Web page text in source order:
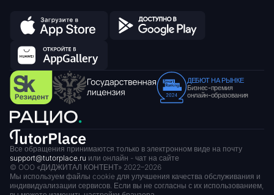
ДЕБЮТ НА РЫНКЕ
Бизнес-премия
онлайн-образования
Все обращения принимаются только в электронном виде на почту
support@tutorplace.ru или онлайн - чат на сайте
© OOO «ДИДЖИТАЛ КОНТЕНТ» 2022–2026
Мы используем файлы cookie для улучшения качества обслуживания и
индивидуализации сервисов. Если вы не согласны с их использованием,